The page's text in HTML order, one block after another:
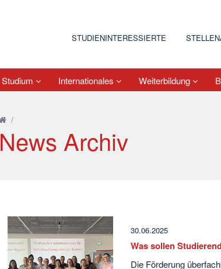
STUDIENINTERESSIERTE
Studium Internationales Weiterbildung
/
News Archiv
30.06.2025
Was sollen
Die Förderung